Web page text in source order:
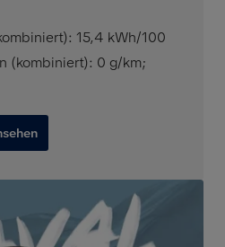
15,4 kWh/100
(kombiniert): 0 g/km;